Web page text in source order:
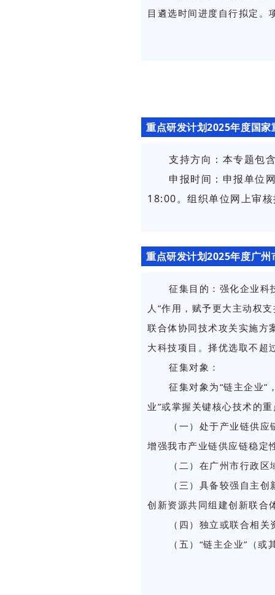
目遴选时间进度自行拟定
重点研发计划2025年度国
支持方向：本专题包
申报时间：申报单位
18:00。组织单位网上审
重点研发计划2025年度广
征集目的：强化企业科
人”作用，赋予更大主动权
联合体协同技术攻关实施方
大科技项目。择优选取不超
征集对象：
征集对象为“链主企业”
业”或掌握关键核心技术的
（一）处于产业链供
增强我市产业链供应链稳定
（二）在广州市行政
（三）具备较强自主
创新资源共同组建创新联合
（四）独立或联合相
（五）“链主企业”（